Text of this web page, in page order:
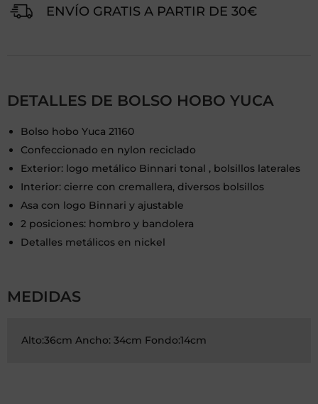
ENVÍO GRATIS A PARTIR DE 30€
DETALLES DE BOLSO HOBO YUCA
Bolso hobo Yuca 21160
Confeccionado en nylon reciclado
Exterior: logo metálico Binnari tonal , bolsillos laterales
Interior: cierre con cremallera, diversos bolsillos
Asa con logo Binnari y ajustable
2 posiciones: hombro y bandolera
Detalles metálicos en nickel
MEDIDAS
Alto:36cm Ancho: 34cm Fondo:14cm